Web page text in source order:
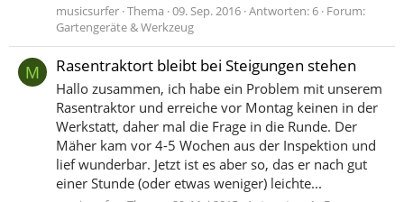
musicsurfer Thema 09. Sep. 2016 Antworten: 6 Forum:
Gartengeräte & Werkzeug
M Rasentraktort bleibt bei Steigungen stehen
Hallo zusammen, ich habe ein Problem mit unserem
Rasentraktor und erreiche vor Montag keinen in der
Werkstatt, daher mal die Frage in die Runde. Der
Mäher kam vor 4-5 Wochen aus der Inspektion und
lief wunderbar. Jetzt ist es aber so, das er nach gut
einer Stunde (oder etwas weniger) leichte...